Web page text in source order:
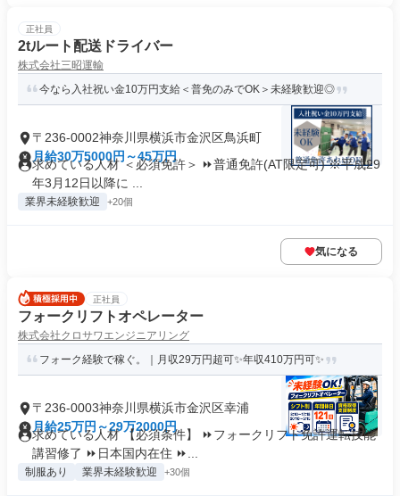
正社員
2tルート配送ドライバー
株式会社三昭運輸
今なら入社祝い金10万円支給＜普免のみでOK＞未経験歓迎◎
〒236-0002神奈川県横浜市金沢区鳥浜町
月給30万5000円～45万円
求めている人材 ＜必須免許＞ ⏩普通免許(AT限定可) ※平成29
年3月12日以降に ...
業界未経験歓迎 +20個
気になる
正社員
フォークリフトオペレーター
株式会社クロサワエンジニアリング
フォーク経験で稼ぐ。｜月収29万円超可✨年収410万円可✨
〒236-0003神奈川県横浜市金沢区幸浦
月給25万円～29万2000円
求めている人材 【必須条件】 ⏩フォークリフト免許運転技能
講習修了 ⏩日本国内在住 ⏩...
制服あり 業界未経験歓迎 +30個